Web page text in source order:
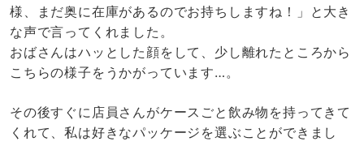
様、まだ奥に在庫があるのでお持ちしますね！」と大き
な声で言ってくれました。
おばさんはハッとした顔をして、少し離れたところから
こちらの様子をうかがっています…。
その後すぐに店員さんがケースごと飲み物を持ってきて
くれて、私は好きなパッケージを選ぶことができまし